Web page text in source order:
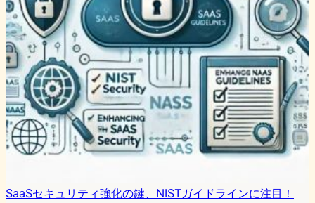
SaaSセキュリティ強化の鍵、NISTガイドラインに注目！